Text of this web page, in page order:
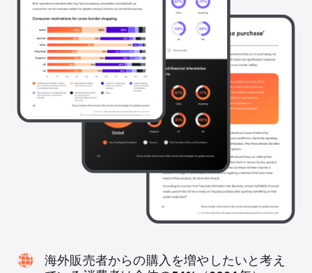
海外販売者からの購入を増やしたいと考え